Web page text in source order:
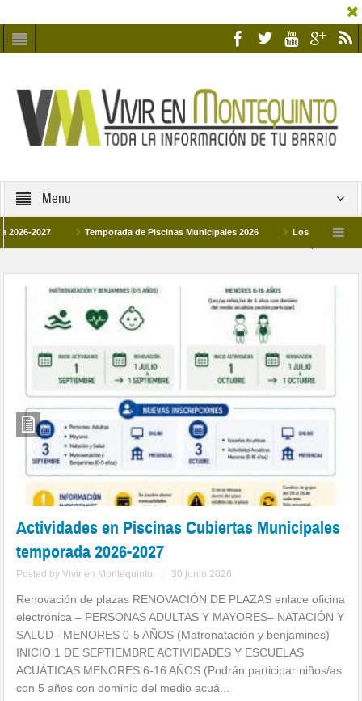
Menu
Temporada de Piscinas Municipales 2026 Los Campus de
Actividades en Piscinas Cubiertas Municipales
temporada 2026-2027
Posted byVivir en Montequinto | 30 junio 2026
Renovación de plazas RENOVACIÓN DE PLAZAS enlace oficina
electrónica – PERSONAS ADULTAS Y MAYORES– NATACIÓN Y
SALUD– MENORES 0-5 AÑOS (Matronatación y benjamines)
INICIO 1 DE SEPTIEMBRE ACTIVIDADES Y ESCUELAS
ACUÁTICAS MENORES 6-16 AÑOS (Podrán participar niños/as
con 5 años con dominio del medio acuá...